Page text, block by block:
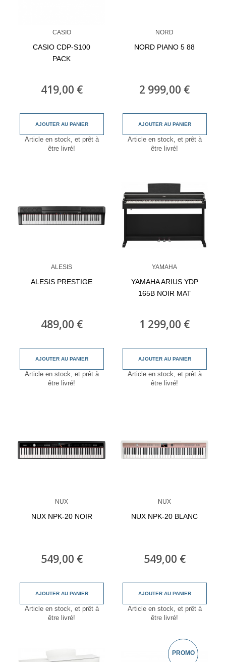
CASIO
CASIO CDP-S100
PACK
419,00 €
AJOUTER AU PANIER
Article en stock, et prêt à
être livré!
NORD
NORD PIANO 5 88
2 999,00 €
AJOUTER AU PANIER
Article en stock, et prêt à
être livré!
ALESIS
ALESIS PRESTIGE
489,00 €
AJOUTER AU PANIER
Article en stock, et prêt à
être livré!
YAMAHA
YAMAHA ARIUS YDP
165B NOIR MAT
1 299,00 €
AJOUTER AU PANIER
Article en stock, et prêt à
être livré!
NUX
NUX NPK-20 NOIR
549,00 €
AJOUTER AU PANIER
Article en stock, et prêt à
être livré!
NUX
NUX NPK-20 BLANC
549,00 €
AJOUTER AU PANIER
Article en stock, et prêt à
être livré!
PROMO